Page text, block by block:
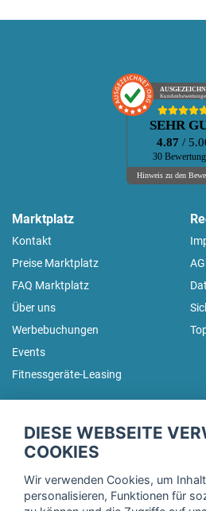
SEHR
4.87 /
30
Hinweis zu den
Marktplatz
Kontakt
Preise Marktplatz
FAQ Marktplatz
Über uns
Werbebuchungen
Events
Fitnessgeräte-Leasing
Trage dich hier für unseren Newsletter
DIESE WEBSEITE
COOKIES
Wir verwenden Cookies, um
personalisieren, Funktionen für